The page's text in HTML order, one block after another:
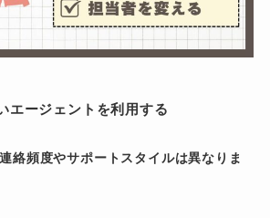
エージェントを利用する
連絡頻度やサポートスタイルは異なりま